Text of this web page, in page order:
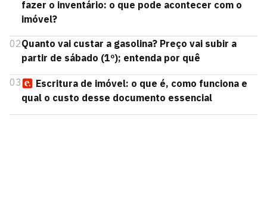
fazer o inventário: o que pode acontecer com o
imóvel?
02Quanto vai custar a gasolina? Preço vai subir a
partir de sábado (1º); entenda por quê
03
Escritura de imóvel: o que é, como funciona e
qual o custo desse documento essencial